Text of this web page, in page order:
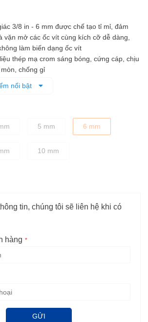
3/8 in - 6 mm được chế tạo tỉ mỉ, đảm
vặn mở các ốc vít cùng kích cỡ dễ dàng,
làm biến dạng ốc vít
thép mạ crom sáng bóng, cứng cáp, chịu
chống gỉ
nhiệt và mạ crom giúp tăng độ bền chắc
nổi bật
5 mm 6 mm
10 mm
tin, chúng tôi sẽ liên hệ khi có
hàng
GỬI